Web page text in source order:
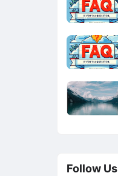
Follow Us